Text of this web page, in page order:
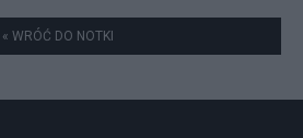
« WRÓĆ DO NOTKI